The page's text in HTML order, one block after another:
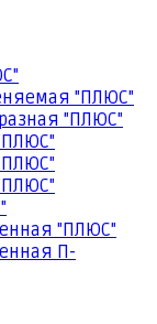
"ПЛЮС"
"ПЛЮС"
"ПЛЮС"
П-